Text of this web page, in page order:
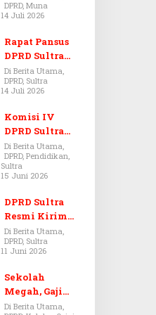
Dugaan Jual
Beli Tanah
Bermasalah di
Muna
DPRD, Muna
14 Juli 2026
Rapat Pansus
DPRD Sultra
Diskors Dua
Kali Akibat
Ketidakhadira
n Pj Sekda
Di Berita Utama,
DPRD, Sultra
14 Juli 2026
Komisi IV
DPRD Sultra
Kawal Hak
Guru,
Rencanakan
Pendidikan
Di Berita Utama,
DPRD, Pendidikan,
Sultra
15 Juni 2026
DPRD Sultra
Resmi Kirim
Aspirasi Tolak
Peraturan
BPOM No. 5
Tahun 2026 ke
Komisi IX DPR
Di Berita Utama,
DPRD, Sultra
11 Juni 2026
Sekolah
Megah, Gaji
Guru Berdarah-
Di Berita Utama,